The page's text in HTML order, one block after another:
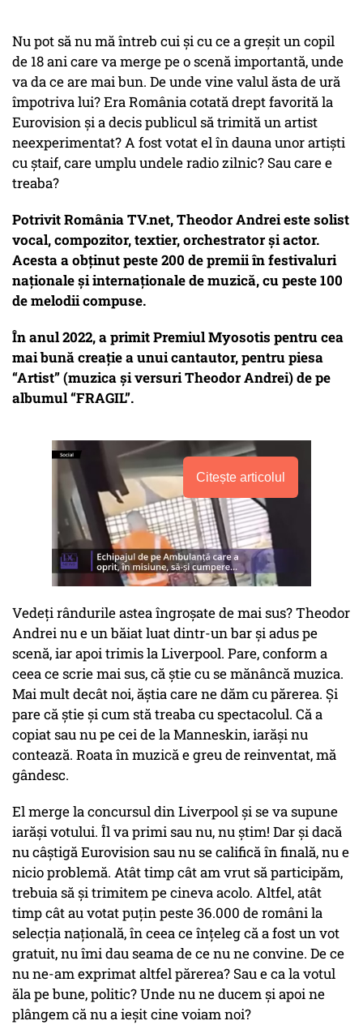
Nu pot să nu mă întreb cui şi cu ce a greşit un copil
de 18 ani care va merge pe o scenă importantă, unde
va da ce are mai bun. De unde vine valul ăsta de ură
împotriva lui? Era România cotată drept favorită la
Eurovision şi a decis publicul să trimită un artist
neexperimentat? A fost votat el în dauna unor artişti
cu ştaif, care umplu undele radio zilnic? Sau care e
treaba?
Potrivit România TV.net, Theodor Andrei este solist
vocal, compozitor, textier, orchestrator și actor.
Acesta a obținut peste 200 de premii în festivaluri
naționale și internaționale de muzică, cu peste 100
de melodii compuse.
În anul 2022, a primit Premiul Myosotis pentru cea
mai bună creație a unui cantautor, pentru piesa
“Artist” (muzica și versuri Theodor Andrei) de pe
albumul “FRAGIL”.
Citește articolul
Vedeţi rândurile astea îngroşate de mai sus? Theodor
Andrei nu e un băiat luat dintr-un bar şi adus pe
scenă, iar apoi trimis la Liverpool. Pare, conform a
ceea ce scrie mai sus, că ştie cu se mănâncă muzica.
Mai mult decât noi, ăştia care ne dăm cu părerea. Şi
pare că ştie şi cum stă treaba cu spectacolul. Că a
copiat sau nu pe cei de la Manneskin, iarăşi nu
contează. Roata în muzică e greu de reinventat, mă
gândesc.
El merge la concursul din Liverpool şi se va supune
iarăşi votului. Îl va primi sau nu, nu ştim! Dar şi dacă
nu câştigă Eurovision sau nu se califică în finală, nu e
nicio problemă. Atât timp cât am vrut să participăm,
trebuia să şi trimitem pe cineva acolo. Altfel, atât
timp cât au votat puţin peste 36.000 de români la
selecţia naţională, în ceea ce înţeleg că a fost un vot
gratuit, nu îmi dau seama de ce nu ne convine. De ce
nu ne-am exprimat altfel părerea? Sau e ca la votul
ăla pe bune, politic? Unde nu ne ducem şi apoi ne
plângem că nu a ieşit cine voiam noi?